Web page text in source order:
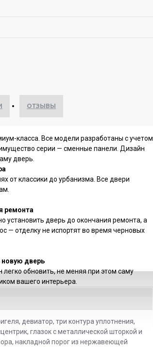
ОТЗЫВЫ
класса. Все модели разработаны с учетом
серии — сменные панели. Дизайн
дверь.
от классики до урбанизма. Все двери
ремонта
дверь до окончания ремонта, а
— отделку не испортят во время черновых
новую дверь
обновить, не меняя при этом саму
вашего интерьера.
девиатор, три контура уплотнения,
глазок с металлической шторкой и
накладной порог из нержавеющей